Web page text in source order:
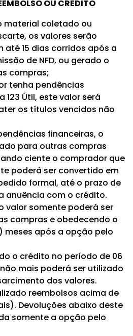
OU CRÉDITO
material coletado ou
os valores serão
até 15 dias corridos após a
de NFD, ou gerado o
compras;
tenha pendências
123 Útil, este valor será
os títulos vencidos não
financeiras, o
para outras compras
ciente o comprador que
poderá ser convertido em
formal, até o prazo de
anuência com o crédito.
valor somente poderá ser
compras e obedecendo o
meses após a opção pelo
o crédito no período de 06
mais poderá ser utilizado
dos valores.
reembolsos acima de
Devoluções abaixo deste
somente a opção pelo